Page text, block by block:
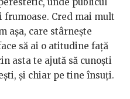
frumoase. Cred mai mult
așa, care stârnește
să ai o atitudine față
asta te ajută să cunoști
și chiar pe tine însuți.